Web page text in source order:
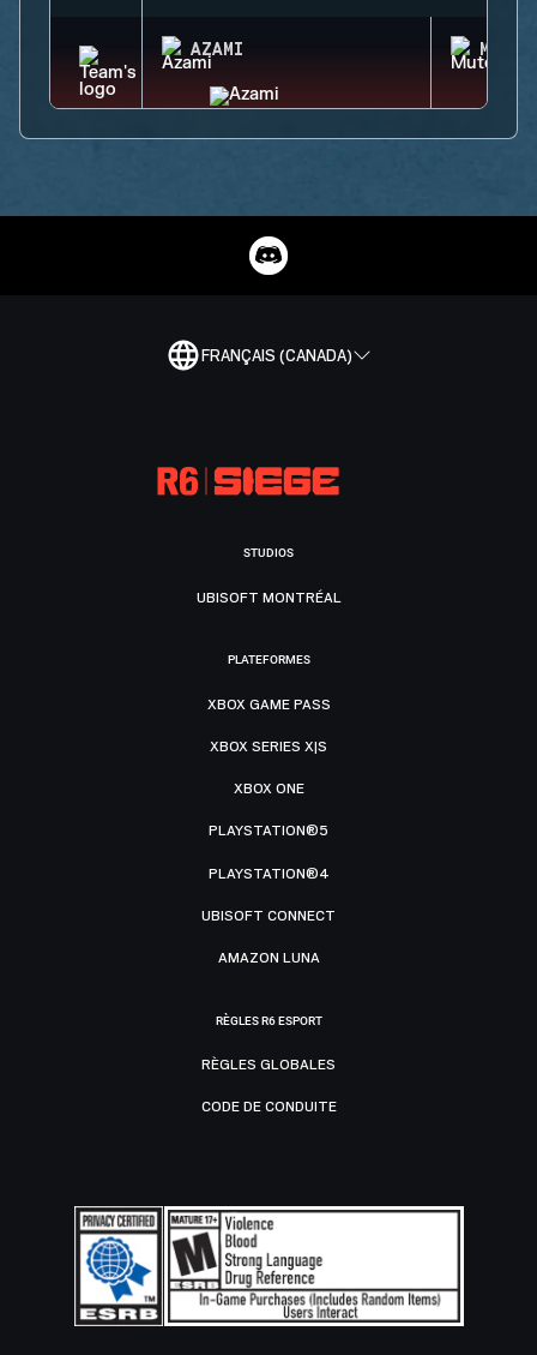
AZAMI MUTE
FRANÇAIS (CANADA)
STUDIOS
UBISOFT MONTRÉAL
PLATEFORMES
XBOX GAME PASS
XBOX SERIES X|S
XBOX ONE
PLAYSTATION®5
PLAYSTATION®4
UBISOFT CONNECT
AMAZON LUNA
RÈGLES R6 ESPORT
RÈGLES GLOBALES
CODE DE CONDUITE